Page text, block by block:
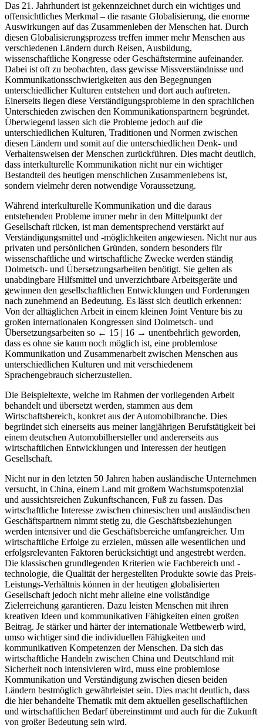
Das 21. Jahrhundert ist gekennzeichnet durch ein wichtiges und
offensichtliches Merkmal – die rasante Globalisierung, die enorme
Auswirkungen auf das Zusammenleben der Menschen hat. Durch
diesen Globalisierungsprozess treffen immer mehr Menschen aus
verschiedenen Ländern durch Reisen, Ausbildung,
wissenschaftliche Kongresse oder Geschäftstermine aufeinander.
Dabei ist oft zu beobachten, dass gewisse Missverständnisse und
Kommunikationsschwierigkeiten aus den Begegnungen
unterschiedlicher Kulturen entstehen und dort auch auftreten.
Einerseits liegen diese Verständigungsprobleme in den sprachlichen
Unterschieden zwischen den Kommunikationspartnern begründet.
Überwiegend lassen sich die Probleme jedoch auf die
unterschiedlichen Kulturen, Traditionen und Normen zwischen
diesen Ländern und somit auf die unterschiedlichen Denk- und
Verhaltensweisen der Menschen zurückführen. Dies macht deutlich,
dass interkulturelle Kommunikation nicht nur ein wichtiger
Bestandteil des heutigen menschlichen Zusammenlebens ist,
sondern vielmehr deren notwendige Voraussetzung.
Während interkulturelle Kommunikation und die daraus
entstehenden Probleme immer mehr in den Mittelpunkt der
Gesellschaft rücken, ist man dementsprechend verstärkt auf
Verständigungsmittel und -möglichkeiten angewiesen. Nicht nur aus
privaten und persönlichen Gründen, sondern besonders für
wissenschaftliche und wirtschaftliche Zwecke werden ständig
Dolmetsch- und Übersetzungsarbeiten benötigt. Sie gelten als
unabdingbare Hilfsmittel und unverzichtbare Arbeitsgeräte und
gewinnen den gesellschaftlichen Entwicklungen und Forderungen
nach zunehmend an Bedeutung. Es lässt sich deutlich erkennen:
Von der alltäglichen Arbeit in einem kleinen Joint Venture bis zu
großen internationalen Kongressen sind Dolmetsch- und
Übersetzungsarbeiten so ← 15 | 16 → unentbehrlich geworden,
dass es ohne sie kaum noch möglich ist, eine problemlose
Kommunikation und Zusammenarbeit zwischen Menschen aus
unterschiedlichen Kulturen und mit verschiedenem
Sprachengebrauch sicherzustellen.
Die Beispieltexte, welche im Rahmen der vorliegenden Arbeit
behandelt und übersetzt werden, stammen aus dem
Wirtschaftsbereich, konkret aus der Automobilbranche. Dies
begründet sich einerseits aus meiner langjährigen Berufstätigkeit bei
einem deutschen Automobilhersteller und andererseits aus
wirtschaftlichen Entwicklungen und Interessen der heutigen
Gesellschaft.
Nicht nur in den letzten 50 Jahren haben ausländische Unternehmen
versucht, in China, einem Land mit großem Wachstumspotenzial
und aussichtsreichen Zukunftschancen, Fuß zu fassen. Das
wirtschaftliche Interesse zwischen chinesischen und ausländischen
Geschäftspartnern nimmt stetig zu, die Geschäftsbeziehungen
werden intensiver und die Geschäftsbereiche umfangreicher. Um
wirtschaftliche Erfolge zu erzielen, müssen alle wesentlichen und
erfolgsrelevanten Faktoren berücksichtigt und angestrebt werden.
Die klassischen grundlegenden Kriterien wie Fachbereich und -
technologie, die Qualität der hergestellten Produkte sowie das Preis-
Leistungs-Verhältnis können in der heutigen globalisierten
Gesellschaft jedoch nicht mehr alleine eine vollständige
Zielerreichung garantieren. Dazu leisten Menschen mit ihren
kreativen Ideen und kommunikativen Fähigkeiten einen großen
Beitrag. Je stärker und härter der internationale Wettbewerb wird,
umso wichtiger sind die individuellen Fähigkeiten und
kommunikativen Kompetenzen der Menschen. Da sich das
wirtschaftliche Handeln zwischen China und Deutschland mit
Sicherheit noch intensivieren wird, muss eine problemlose
Kommunikation und Verständigung zwischen diesen beiden
Ländern bestmöglich gewährleistet sein. Dies macht deutlich, dass
die hier behandelte Thematik mit dem aktuellen gesellschaftlichen
und wirtschaftlichen Bedarf übereinstimmt und auch für die Zukunft
von großer Bedeutung sein wird.